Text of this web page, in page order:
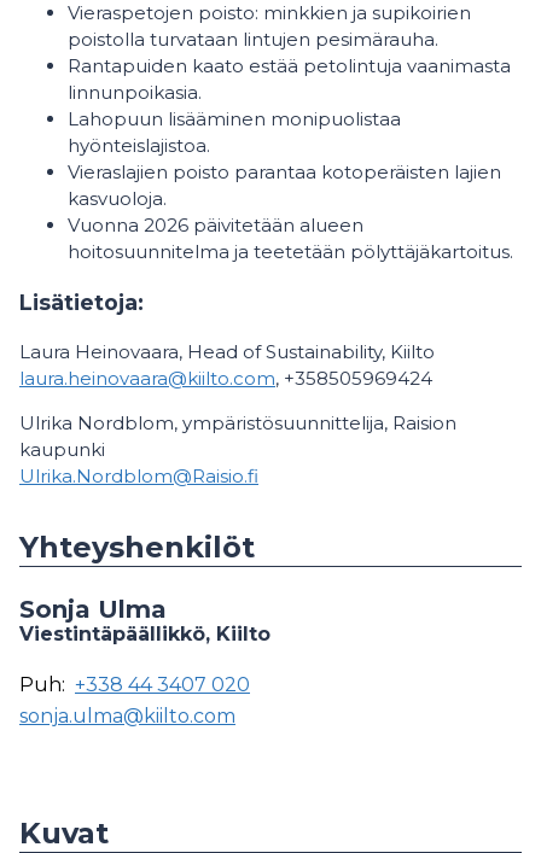
Vieraspetojen poisto: minkkien ja supikoirien
poistolla turvataan lintujen pesimärauha.
Rantapuiden kaato estää petolintuja vaanimasta
linnunpoikasia.
Lahopuun lisääminen monipuolistaa
hyönteislajistoa.
Vieraslajien poisto parantaa kotoperäisten lajien
kasvuoloja.
Vuonna 2026 päivitetään alueen
hoitosuunnitelma ja teetetään pölyttäjäkartoitus.
Lisätietoja:
Laura Heinovaara, Head of Sustainability, Kiilto
laura.heinovaara@kiilto.com, +358505969424
Ulrika Nordblom, ympäristösuunnittelija, Raision
kaupunki
Ulrika.Nordblom@Raisio.fi
Yhteyshenkilöt
Sonja Ulma
Viestintäpäällikkö, Kiilto
Puh: +338 44 3407 020
sonja.ulma@kiilto.com
Kuvat